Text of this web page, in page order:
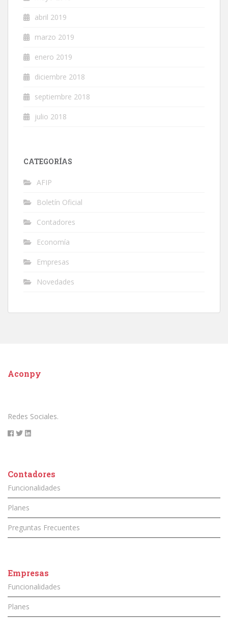
abril 2019
marzo 2019
enero 2019
diciembre 2018
septiembre 2018
julio 2018
CATEGORÍAS
AFIP
Boletín Oficial
Contadores
Economía
Empresas
Novedades
Aconpy
Redes Sociales.
Contadores
Funcionalidades
Planes
Preguntas Frecuentes
Empresas
Funcionalidades
Planes